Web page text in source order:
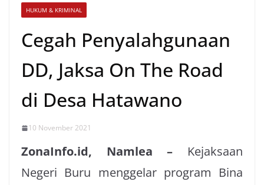
HUKUM & KRIMINAL
Cegah Penyalahgunaan
DD, Jaksa On The Road
di Desa Hatawano
10 November 2021
ZonaInfo.id, Namlea – Kejaksaan
Negeri Buru menggelar program Bina